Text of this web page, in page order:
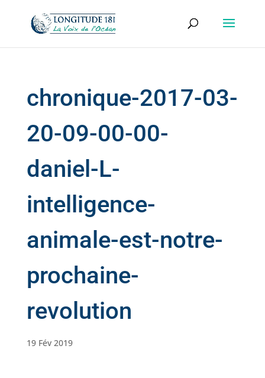
chronique-2017-03-
20-09-00-00-
daniel-L-
intelligence-
animale-est-notre-
prochaine-
revolution
19 Fév 2019